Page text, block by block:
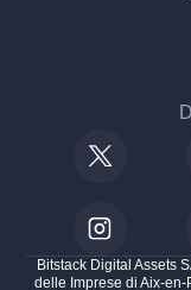
Bitstack Digital Assets
delle Imprese di Aix-